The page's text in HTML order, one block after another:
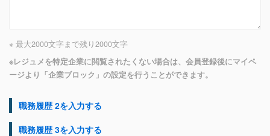
※ 最大2000文字まで残り2000文字
※レジュメを特定企業に閲覧されたくない場合は、会員登録後にマイペ
ージより「企業ブロック」の設定を行うことができます。
職務履歴 2を入力する
職務履歴 3を入力する